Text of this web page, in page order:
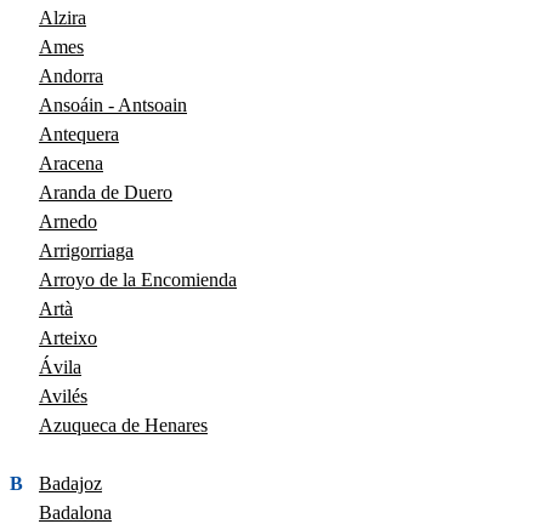
Alzira
Ames
Andorra
Ansoáin - Antsoain
Antequera
Aracena
Aranda de Duero
Arnedo
Arrigorriaga
Arroyo de la Encomienda
Artà
Arteixo
Ávila
Avilés
Azuqueca de Henares
B
Badajoz
Badalona